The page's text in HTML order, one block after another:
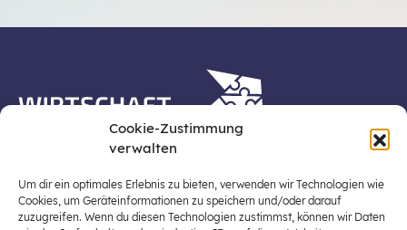
Cookie-Zustimmung
verwalten
Um dir ein optimales Erlebnis zu bieten, verwenden wir Technologien wie
Cookies, um Geräteinformationen zu speichern und/oder darauf
zuzugreifen. Wenn du diesen Technologien zustimmst, können wir Daten
Stiftung für Wirtschaftsbildung, Österreichs zentraler
Plattform für die Stärkung und Verbreiterung einer
lebensweltbezogenen und verantwortungsvollen